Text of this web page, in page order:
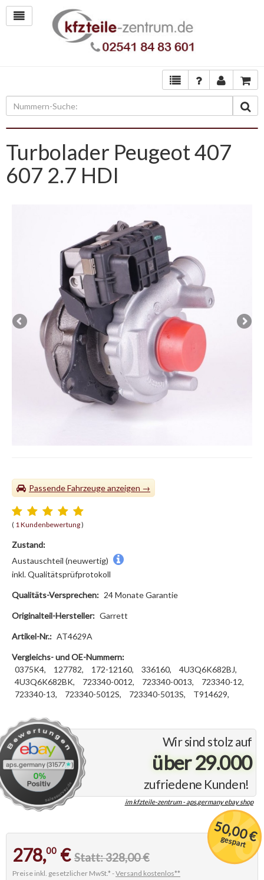
Turbolader Peugeot 407
607 2.7 HDI
Passende Fahrzeuge
Wir sind stolz auf
über 29.000
zufriedene Kunden!
im kfzteile-zentrum - aps.germany ebay shop
( 1 Kundenbewertung)
Zustand:
Austauschteil (neuwertig)
inkl. Qualitätsprüfprotokoll
Qualitäts-Versprechen: 24 Monate Garantie
Originalteil-Hersteller: Garrett
Artikel-Nr.: AT4629A
Vergleichs- und OE-Nummern:
0375K4,
127782, 172-12160, 336160,
4U3Q6K682BJ,
4U3Q6K682BK,
723340-0012, 723340-0013,
723340-12,
723340-13,
723340-5012S, 723340-5013S, T914629,
50,00 €
gespart
278,00 € Statt: 328,00 €
Preise inkl. gesetzlicher MwSt.* -Versand kostenlos**